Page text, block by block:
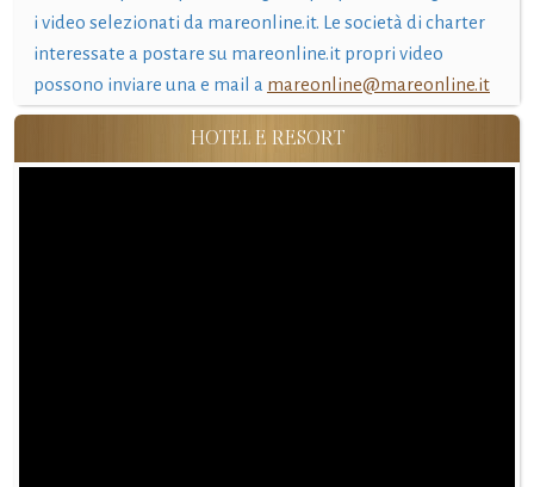
i video selezionati da mareonline.it. Le società di charter
interessate a postare su mareonline.it propri video
possono inviare una e mail a mareonline@mareonline.it
HOTEL E RESORT